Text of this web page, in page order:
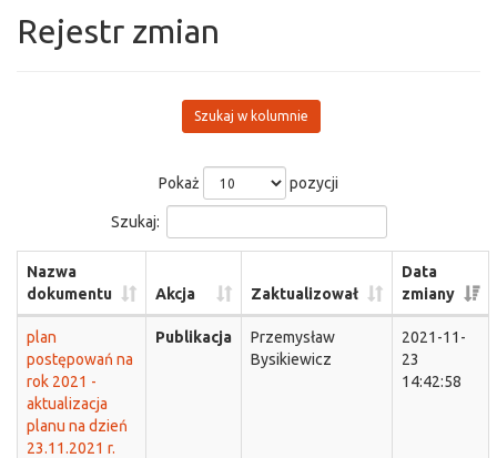
Rejestr zmian
Szukaj w kolumnie
Pokaż pozycji
Szukaj:
Nazwa
dokumentu
Akcja Zaktualizował
Data
zmiany
plan
postępowań na
rok 2021 -
aktualizacja
planu na dzień
23.11.2021 r.
Publikacja
Przemysław
Bysikiewicz
2021-11-
23
14:42:58